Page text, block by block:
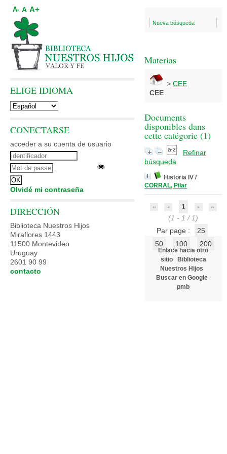
Nueva búsqueda
Materias
> CEE
CEE
Documents
disponibles dans
cette catégorie (1)
Refinar
búsqueda
Historia IV /
CORRAL, Pilar
1
(1 - 1 / 1)
Par page :
25
50
100 200
Enlace hacia otro
sitio
Biblioteca
Nuestros Hijos
Buscar en Google
pmb
A- A A+
ELIGE IDIOMA
CONECTARSE
acceder a su cuenta de usuario
Olvidé mi contraseña
DIRECCIÓN
Biblioteca Nuestros Hijos
Miraflores 1443
11500 Montevideo
Uruguay
2601 90 99
contacto